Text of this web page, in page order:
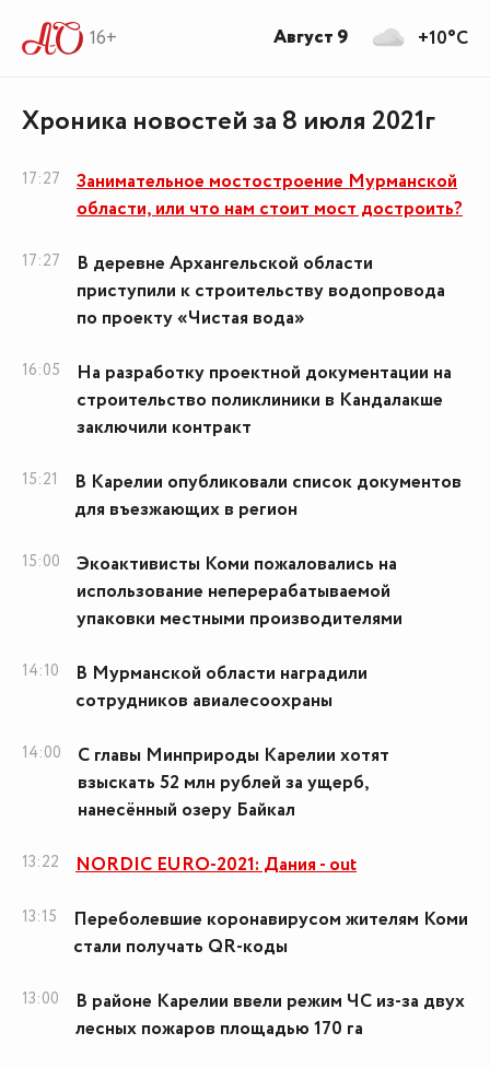
16+
Хроника новостей за 8 июля 2021г
17:27
Занимательное мостостроение Мурманской
области, или что нам стоит мост достроить?
17:27
В деревне Архангельской области
приступили к строительству водопровода
по проекту «Чистая вода»
16:05
На разработку проектной документации на
строительство поликлиники в Кандалакше
заключили контракт
15:21
В Карелии опубликовали список документов
для въезжающих в регион
15:00
Экоактивисты Коми пожаловались на
использование неперерабатываемой
упаковки местными производителями
14:10
В Мурманской области наградили
сотрудников авиалесоохраны
14:00
С главы Минприроды Карелии хотят
взыскать 52 млн рублей за ущерб,
нанесённый озеру Байкал
13:22 NORDIC EURO-2021: Дания - out
13:15
Переболевшие коронавирусом жителям Коми
стали получать QR-коды
13:00
В районе Карелии ввели режим ЧС из-за двух
лесных пожаров площадью 170 га
+10°C
Август 9